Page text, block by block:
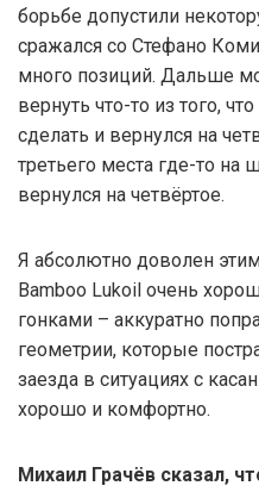
борьбе допустили
сражался со Стефано
много позиций. Дальше
вернуть что-то из того,
сделать и вернулся на
третьего места где-то на
вернулся на четвёртое.
Я абсолютно доволен
Bamboo Lukoil очень
гонками – аккуратно
геометрии, которые
заезда в ситуациях с
хорошо и комфортно.
Михаил Грачёв сказал,